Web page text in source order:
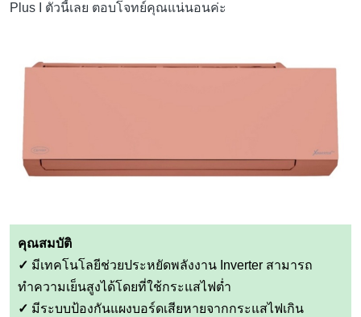
Plus I ตัวนี้เลย ตอบโจทย์คุณแน่นอนค่ะ
คุณสมบัติ
✓ มีเทคโนโลยีช่วยประหยัดพลังงาน Inverter สามารถ
ทำความเย็นสูงได้โดยที่ใช้กระแสไฟต่ำ
✓ มีระบบป้องกันแผงบอร์ดเสียหายจากกระแสไฟเกิน